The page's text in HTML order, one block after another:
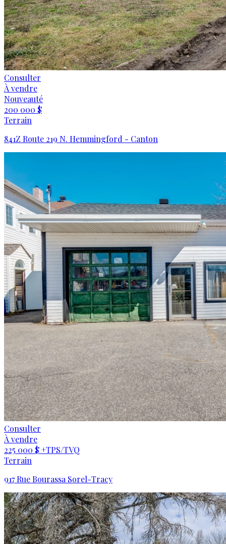
Consulter
À vendre
Nouveauté
200 000 $
Terrain
841Z Route 219 N. Hemmingford - Canton
Consulter
À vendre
225 000 $+TPS/TVQ
Terrain
917 Rue Bourassa Sorel-Tracy